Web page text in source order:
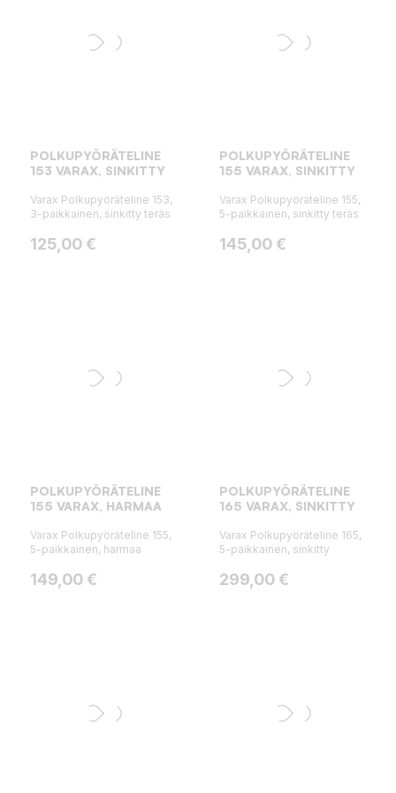
POLKUPYÖRÄTELINE
153 VARAX, SINKITTY
Varax Polkupyöräteline 153,
3-paikkainen, sinkitty teräs
Hinta
125,00 €
POLKUPYÖRÄTELINE
155 VARAX, SINKITTY
Varax Polkupyöräteline 155,
5-paikkainen, sinkitty teräs
Hinta
145,00 €
POLKUPYÖRÄTELINE
155 VARAX, HARMAA
Varax Polkupyöräteline 155,
5-paikkainen, harmaa
Hinta
149,00 €
POLKUPYÖRÄTELINE
165 VARAX, SINKITTY
Varax Polkupyöräteline 165,
5-paikkainen, sinkitty
Hinta
299,00 €